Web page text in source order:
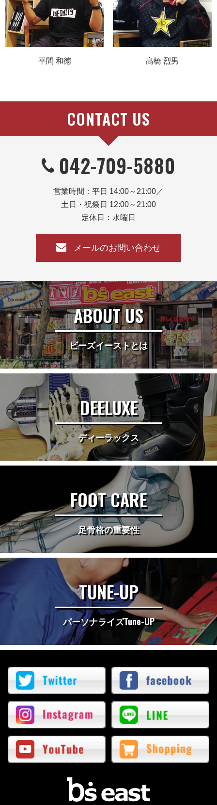
平間 和徳 髙橋 烈男
CONTACT US
042-709-5880
営業時間：平日 14:00～21:00／
土日・祝祭日 12:00～21:00
定休日：水曜日
メールのお問い合わせ
ABOUT US
ビーズイーストとは
DEELUXE
ディーラックス
FOOT CARE
足骨格の重要性
TUNE-UP
パーソナライズTune-UP